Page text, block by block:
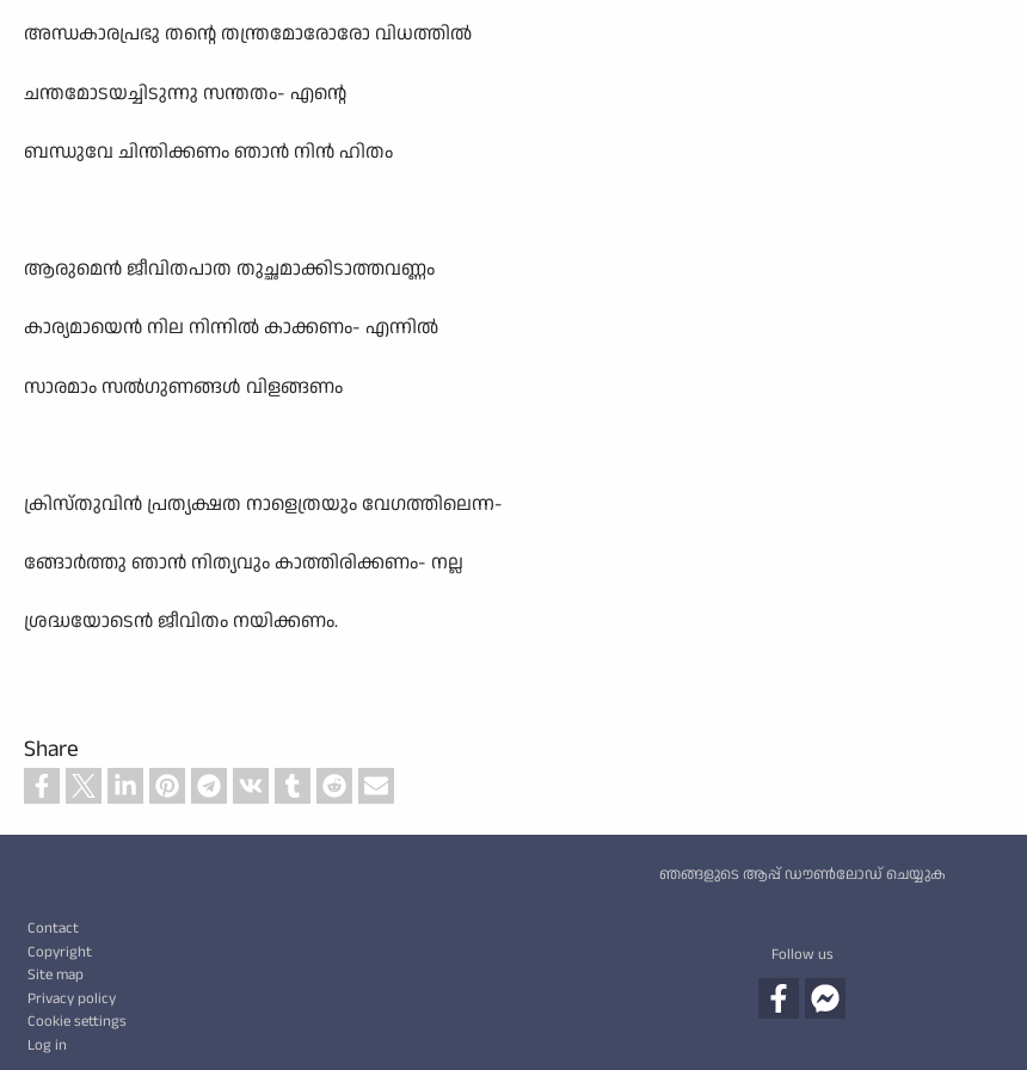
അന്ധകാരപ്രഭു തന്റെ തന്ത്രമോരോരോ വിധത്തിൽ
ചന്തമോടയച്ചിടുന്നു സന്തതം- എന്റെ
ബന്ധുവേ ചിന്തിക്കണം ഞാൻ നിൻ ഹിതം
ആരുമെൻ ജീവിതപാത തുച്ഛമാക്കിടാത്തവണ്ണം
കാര്യമായെൻ നില നിന്നിൽ കാക്കണം- എന്നിൽ
സാരമാം സൽഗുണങ്ങൾ വിളങ്ങണം
ക്രിസ്തുവിൻ പ്രത്യക്ഷത നാളെത്രയും വേഗത്തിലെന്ന-
ങ്ങോർത്തു ഞാൻ നിത്യവും കാത്തിരിക്കണം- നല്ല
ശ്രദ്ധയോടെൻ ജീവിതം നയിക്കണം.
Share
Custom footer
ഞങ്ങളുടെ ആപ്പ് ഡൗൺലോഡ് ചെയ്യുക
Footer
Contact
Copyright
Site map
Privacy policy
Cookie settings
Log in
Follow us